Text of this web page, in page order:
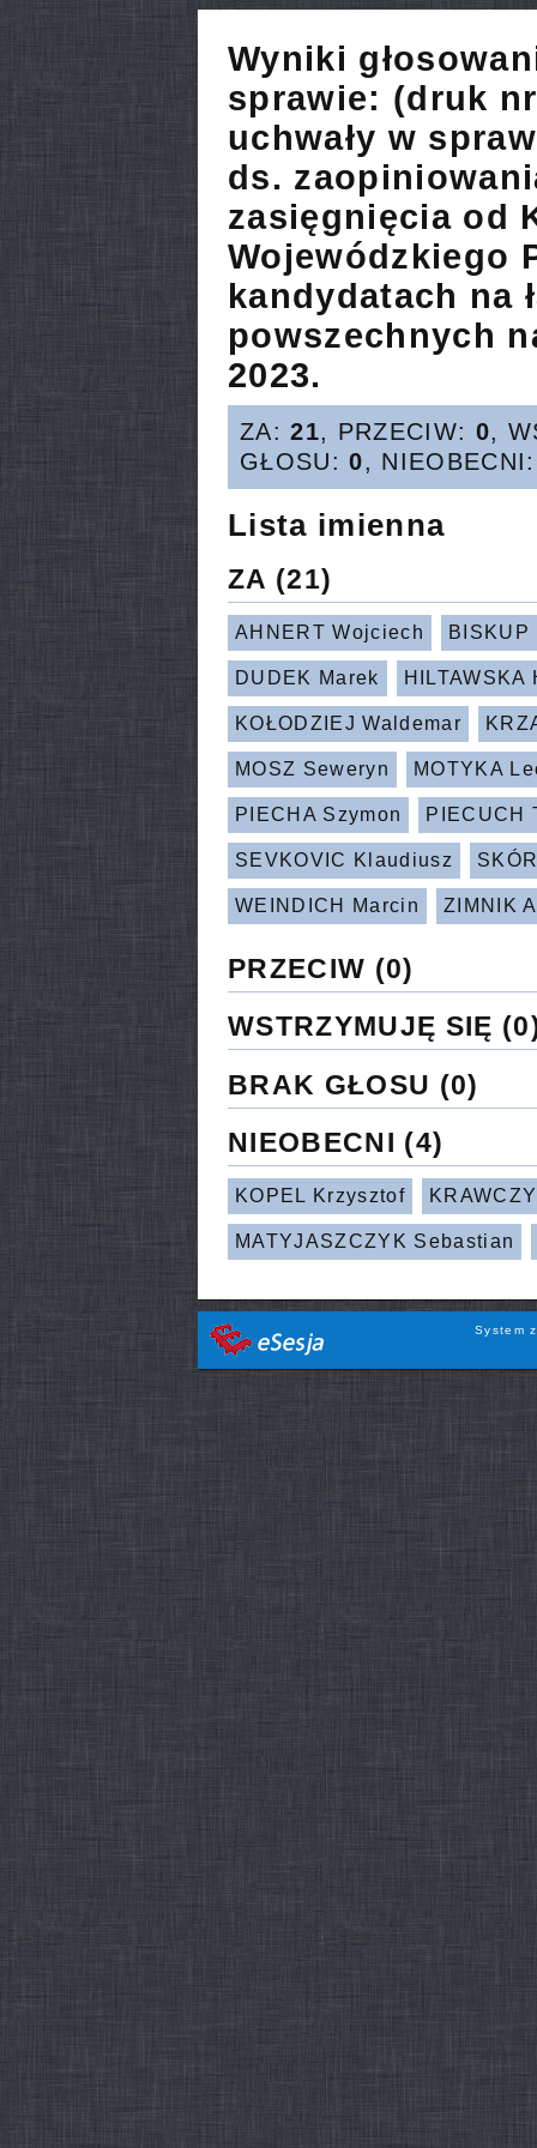
Wyniki
sprawie: (druk
uchwały w
ds.
zasięgnięcia od
Wojewódzkiego
kandydatach na
powszechnych
2023.
ZA:21, PRZECIW: 0,
GŁOSU:0,
Lista imienna
ZA (21)
AHNERT Wojciech BISKUP
DUDEK Marek HILTAWSKA
KOŁODZIEJ Waldemar
MOSZ Seweryn MOTYKA
PIECHA Szymon PIECUCH
SEVKOVIC Klaudiusz
WEINDICH Marcin ZIMNIK
PRZECIW (0)
WSTRZYMUJĘ SIĘ
BRAK GŁOSU (0)
NIEOBECNI (4)
KOPEL Krzysztof
MATYJASZCZYK Sebastian
System